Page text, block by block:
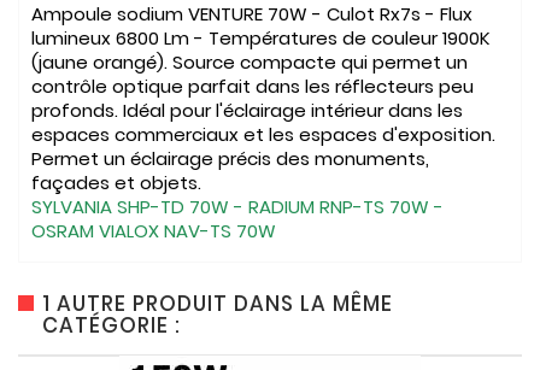
Ampoule sodium VENTURE 70W - Culot Rx7s - Flux
lumineux 6800 Lm - Températures de couleur 1900K
(jaune orangé). Source compacte qui permet un
contrôle optique parfait dans les réflecteurs peu
profonds. Idéal pour l'éclairage intérieur dans les
espaces commerciaux et les espaces d'exposition.
Permet un éclairage précis des monuments,
façades et objets.
SYLVANIA SHP-TD 70W - RADIUM RNP-TS 70W -
OSRAM VIALOX NAV-TS 70W
1 AUTRE PRODUIT DANS LA MÊME
CATÉGORIE :